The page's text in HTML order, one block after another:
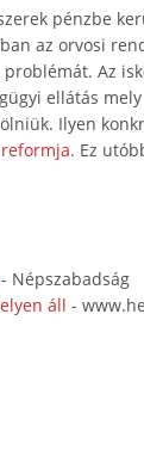
pénzbe
az orvosi
Az
ellátás
Ilyen
. Ez
- Népszabadság
áll -